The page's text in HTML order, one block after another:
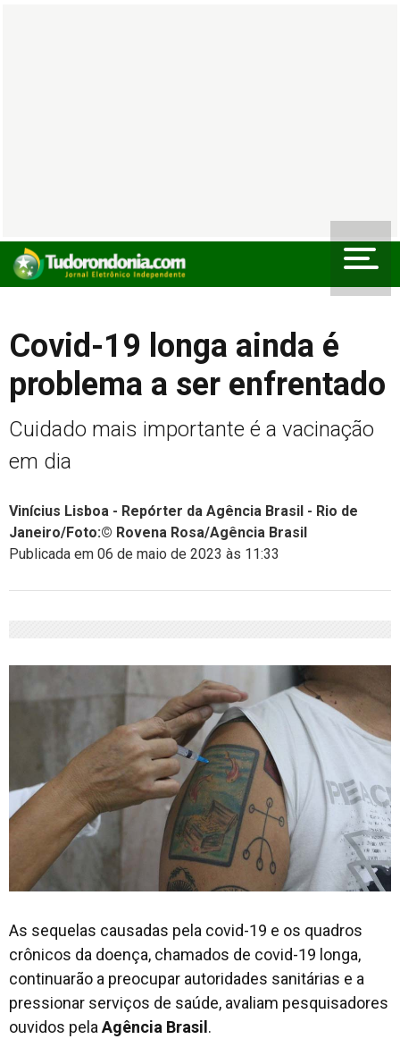
Covid-19 longa ainda é
problema a ser enfrentado
Cuidado mais importante é a vacinação
em dia
Vinícius Lisboa - Repórter da Agência Brasil - Rio de
Janeiro/Foto:© Rovena Rosa/Agência Brasil
Publicada em 06 de maio de 2023 às 11:33
As sequelas causadas pela covid-19 e os quadros
crônicos da doença, chamados de covid-19 longa,
continuarão a preocupar autoridades sanitárias e a
pressionar serviços de saúde, avaliam pesquisadores
ouvidos pela Agência Brasil .